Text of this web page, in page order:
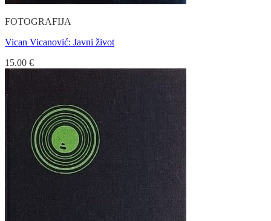
FOTOGRAFIJA
Vican Vicanović: Javni život
15.00 €